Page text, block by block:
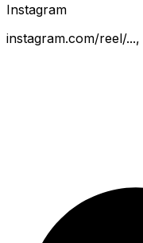
Instagram
instagram.com/reel/